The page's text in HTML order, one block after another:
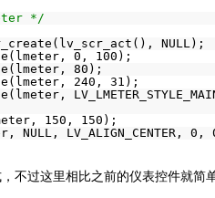
*/
NULL);
0,
150, 150);
LV_ALIGN_CENTER, 0,
不过这里相比之前的仪表控件就简